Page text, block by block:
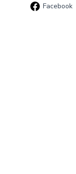
Facebook